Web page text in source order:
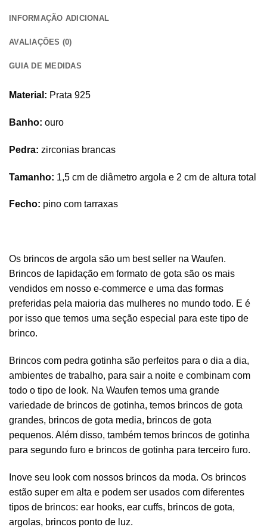
INFORMAÇÃO ADICIONAL
AVALIAÇÕES (0)
GUIA DE MEDIDAS
Material: Prata 925
Banho: ouro
Pedra: zirconias brancas
Tamanho: 1,5 cm de diâmetro argola e 2 cm de altura total
Fecho: pino com tarraxas
Os brincos de argola são um best seller na Waufen.
Brincos de lapidação em formato de gota são os mais
vendidos em nosso e-commerce e uma das formas
preferidas pela maioria das mulheres no mundo todo. E é
por isso que temos uma seção especial para este tipo de
brinco.
Brincos com pedra gotinha são perfeitos para o dia a dia,
ambientes de trabalho, para sair a noite e combinam com
todo o tipo de look. Na Waufen temos uma grande
variedade de brincos de gotinha, temos brincos de gota
grandes, brincos de gota media, brincos de gota
pequenos. Além disso, também temos brincos de gotinha
para segundo furo e brincos de gotinha para terceiro furo.
Inove seu look com nossos brincos da moda. Os brincos
estão super em alta e podem ser usados com diferentes
tipos de brincos: ear hooks, ear cuffs, brincos de gota,
argolas, brincos ponto de luz.